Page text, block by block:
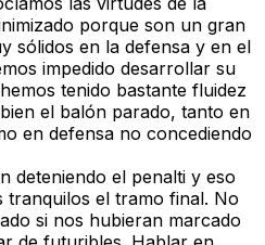
porque son un gran
sólidos en la defensa y en el
impedido desarrollar su
tenido bastante fluidez
el balón parado, tanto en
en defensa no concediendo
deteniendo el penalti y eso
tranquilos el tramo final. No
si nos hubieran marcado